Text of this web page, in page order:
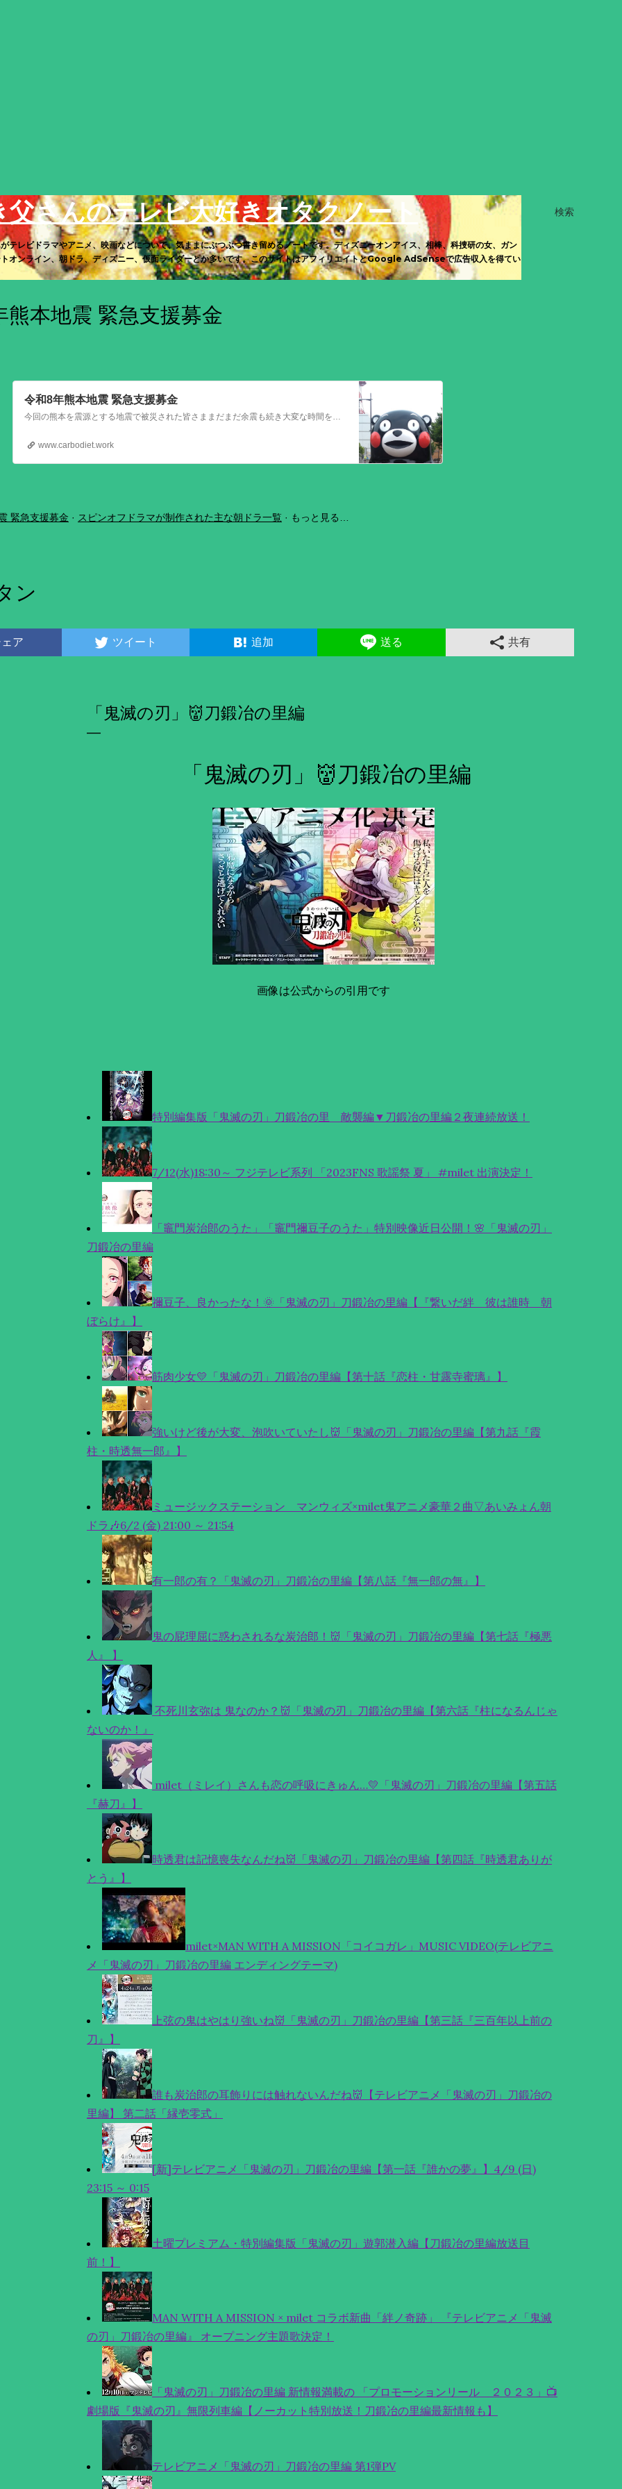
検索
父さんのテレビ大好きオタクノート
テレビドラマやアニメ、映画などについて、気ままにぶつぶつ書き留めるノートです。ディズニーオンアイス、相棒、科捜研の女、ガン
オンライン、朝ドラ、ディズニー、仮面ライダーとか多いです。このサイトはアフィリエイトとGoogle AdSenseで広告収入を得てい
熊本地震 緊急支援募金
令和8年熊本地震 緊急支援募金
今回の熊本を震源とする地震で被災された皆さままだまだ余震も続き大変な時間を過ごされていると思います。心よりお見舞い申し上げます
www.carbodiet.work
緊急支援募金 スピンオフドラマが制作された主な朝ドラ一覧 もっと見る…
ン
ア ツイート 追加 送る 共有
「鬼滅の刃」👹刀鍛冶の里編
「鬼滅の刃」👹刀鍛冶の里編
画像は公式からの引用です
特別編集版「鬼滅の刃」刀鍛冶の里 敵襲編▼刀鍛冶の里編２夜連続放送！
7/12(水)18:30～ フジテレビ系列 「2023FNS 歌謡祭 夏」 #milet 出演決定！
「竈門炭治郎のうた」「竈門禰󠄀豆子のうた」特別映像近日公開！🌸「鬼滅の刃」
刀鍛冶の里編
禰豆子、良かったな！🌞「鬼滅の刃」刀鍛冶の里編【『繋いだ絆 彼は誰時 朝
ぼらけ』】
筋肉少女💛「鬼滅の刃」刀鍛冶の里編【第十話『恋柱・甘露寺蜜璃』】
強いけど後が大変、泡吹いていたし👹「鬼滅の刃」刀鍛冶の里編【第九話『霞
柱・時透無一郎』】
ミュージックステーション マンウィズ×milet鬼アニメ豪華２曲▽あいみょん朝
ドラ🎶6/2 (金) 21:00 ～ 21:54
有一郎の有？「鬼滅の刃」刀鍛冶の里編【第八話『無一郎の無』】
鬼の屁理屈に惑わされるな炭治郎！👹「鬼滅の刃」刀鍛冶の里編【第七話『極悪
人』 】
不死川玄弥は 鬼なのか？👹「鬼滅の刃」刀鍛冶の里編【第六話『柱になるんじゃ
ないのか！』
milet（ミレイ）さんも恋の呼吸にきゅん…💛「鬼滅の刃」刀鍛冶の里編【第五話
『赫刀』】
時透君は記憶喪失なんだね👹「鬼滅の刃」刀鍛冶の里編【第四話『時透君ありが
とう』】
milet×MAN WITH A MISSION「コイコガレ」MUSIC VIDEO(テレビアニ
メ「鬼滅の刃」刀鍛冶の里編 エンディングテーマ)
上弦の鬼はやはり強いね👹「鬼滅の刃」刀鍛冶の里編【第三話『三百年以上前の
刀』】
誰も炭治郎の耳飾りには触れないんだね👹【テレビアニメ「鬼滅の刃」刀鍛冶の
里編】 第二話「縁壱零式」
[新]テレビアニメ「鬼滅の刃」刀鍛冶の里編【第一話『誰かの夢』】4/9 (日)
23:15 ～ 0:15
土曜プレミアム・特別編集版「鬼滅の刃」遊郭潜入編【刀鍛冶の里編放送目
前！】
MAN WITH A MISSION × milet コラボ新曲「絆ノ奇跡」 『テレビアニメ「鬼滅
の刃」刀鍛冶の里編』 オープニング主題歌決定！
「鬼滅の刃」刀鍛冶の里編 新情報満載の 「プロモーションリール ２０２３」📺
劇場版『鬼滅の刃』無限列車編【ノーカット特別放送！刀鍛冶の里編最新情報も】
テレビアニメ「鬼滅の刃」刀鍛冶の里編 第1弾PV